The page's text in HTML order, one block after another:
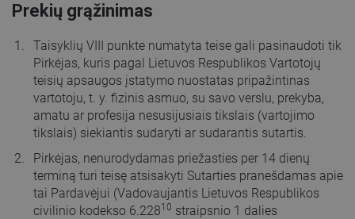
Prekių grąžinimas
Taisyklių VIII punkte numatyta teise gali pasinaudoti tik
Pirkėjas, kuris pagal Lietuvos Respublikos Vartotojų
teisių apsaugos įstatymo nuostatas pripažintinas
vartotoju, t. y. fizinis asmuo, su savo verslu, prekyba,
amatu ar profesija nesusijusiais tikslais (vartojimo
tikslais) siekiantis sudaryti ar sudarantis sutartis.
Pirkėjas, nenurodydamas priežasties per 14 dienų
terminą turi teisę atsisakyti Sutarties pranešdamas apie
tai Pardavėjui (Vadovaujantis Lietuvos Respublikos
civilinio kodekso 6.22810 straipsnio 1 dalies